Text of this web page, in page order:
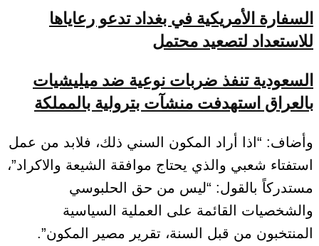
السفارة الأمريكية في بغداد تدعو رعاياها
للاستعداد لتصعيد محتمل
السعودية تنفذ ضربات نوعية ضد ميليشيات
بالعراق استهدفت منشآت بترولية بالمملكة
وأضاف: “اذا أراد المكون السني ذلك، فلابد من عمل
استفتاء شعبي والذي يحتاج موافقة الشيعة والاكراد”،
مستدركاً بالقول: “ليس من حق الحلبوسي
والشخصيات القائمة على العملية السياسية
المنتخبون من قبل السنة، تقرير مصير المكون”.